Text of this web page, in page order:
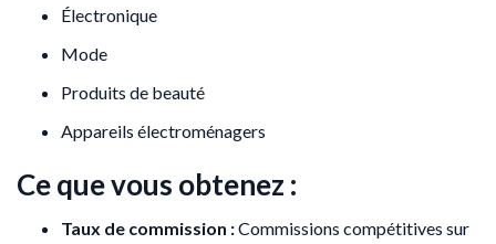
Électronique
Mode
Produits de beauté
Appareils électroménagers
Ce que vous obtenez :
Taux de commission :Commissions compétitives sur